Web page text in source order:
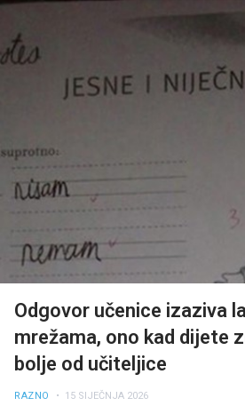
Odgovor učenice izaziva
mrežama, ono kad dijete
bolje od učiteljice
RAZNO • 15 SIJEČNJA 2026